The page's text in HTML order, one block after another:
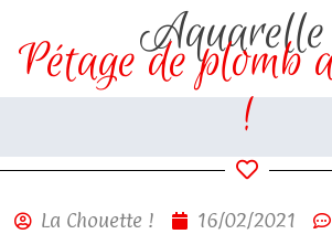
Aquarelle
Pétage de plomb
!
La Chouette ! 16/02/2021